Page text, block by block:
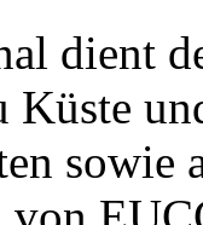
dient
Küste
sowie